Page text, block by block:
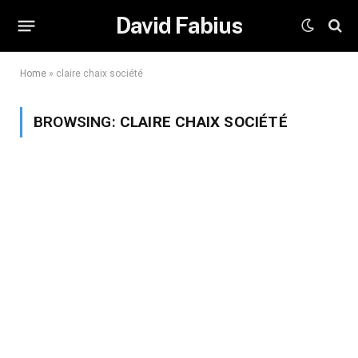
David Fabius
Home » claire chaix société
BROWSING: CLAIRE CHAIX SOCIÉTÉ